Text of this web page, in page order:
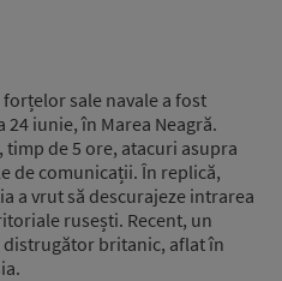
sale navale a fost
iunie, în Marea Neagră.
de 5 ore, atacuri asupra
de comunicații. În replică,
a vrut să descurajeze intrarea
rusești. Recent, un
britanic, aflat în